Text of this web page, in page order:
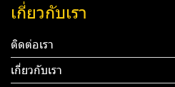
เกี่ยวกับเรา
ติดต่อเรา
เกี่ยวกับเรา